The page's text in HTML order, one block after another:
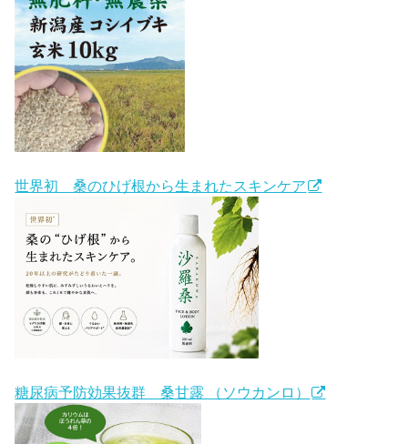
世界初 桑のひげ根から生まれたスキンケア
糖尿病予防効果抜群 桑甘露 （ソウカンロ）